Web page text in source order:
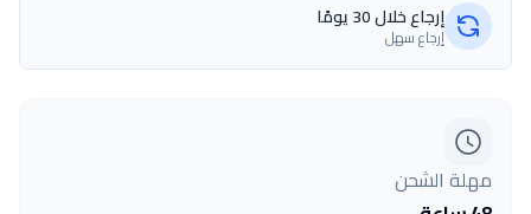
إرجاع خلال 30 يومًا
إرجاع سهل
مهلة الشحن